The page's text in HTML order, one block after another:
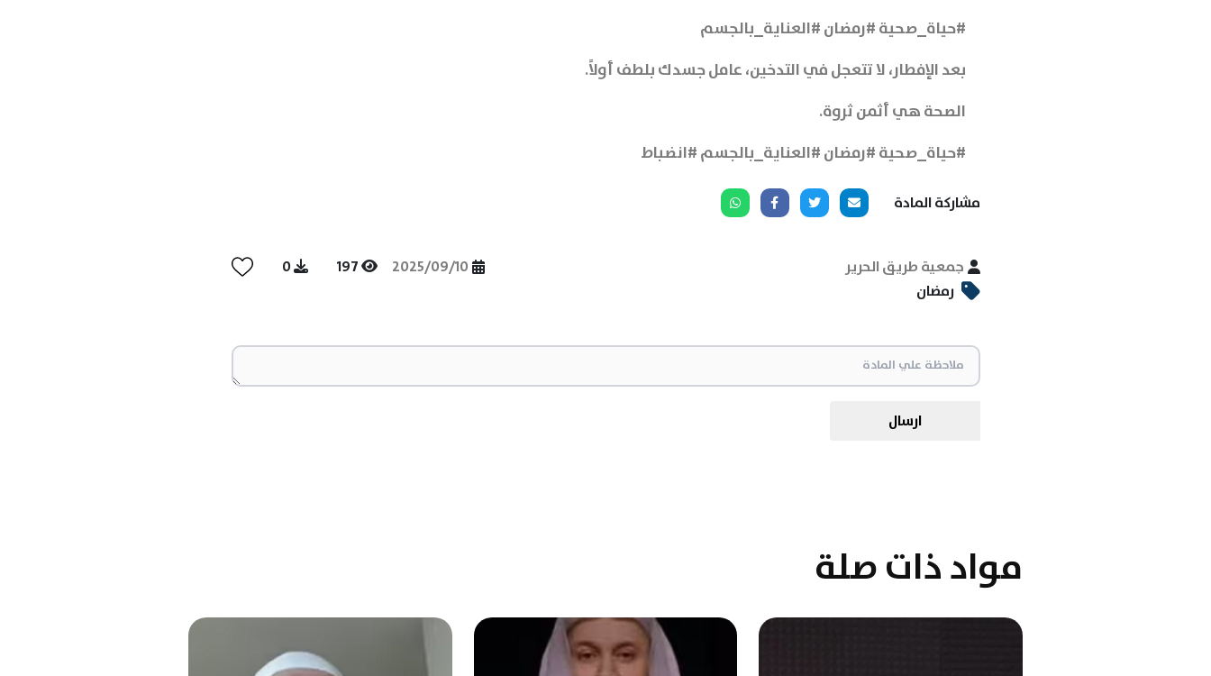
#حياة_صحية #رمضان #العناية_بالجسم
بعد الإفطار، لا تتعجل في التدخين، عامل جسدك بلطف أولاً.
الصحة هي أثمن ثروة.
#حياة_صحية #رمضان #العناية_بالجسم #انضباط
مشاركة المادة
جمعية طريق الحرير 2025/09/10
197
0
رمضان
ارسال
مواد ذات صلة